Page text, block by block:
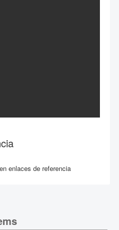
enlaces de referencia